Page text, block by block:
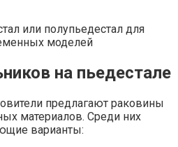
на пьедестале
предлагают раковины
материалов. Среди них
варианты: